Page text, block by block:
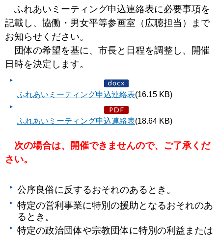
ふれあいミーティング申込連絡表に必要事項を
記載し、協働・男女平等参画室（広聴担当）まで
お知らせください。
団体の希望を基に、市長と日程を調整し、開催
日時を決定します。
ふれあいミーティング申込連絡表(16.15 KB)
ふれあいミーティング申込連絡表(18.64 KB)
次の場合は、開催できませんので、ご了承くだ
さい。
公序良俗に反するおそれのあるとき。
特定の営利事業に特別の援助となるおそれのあ
るとき。
特定の政治団体や宗教団体に特別の利益または